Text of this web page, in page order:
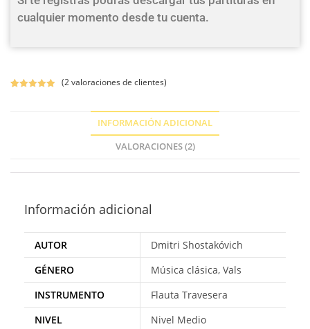
cualquier momento desde tu cuenta.
(2valoraciones de clientes)
INFORMACIÓN ADICIONAL
VALORACIONES (2)
Información adicional
AUTOR
Dmitri Shostakóvich
GÉNERO
Música clásica, Vals
INSTRUMENTO
Flauta Travesera
NIVEL
Nivel Medio